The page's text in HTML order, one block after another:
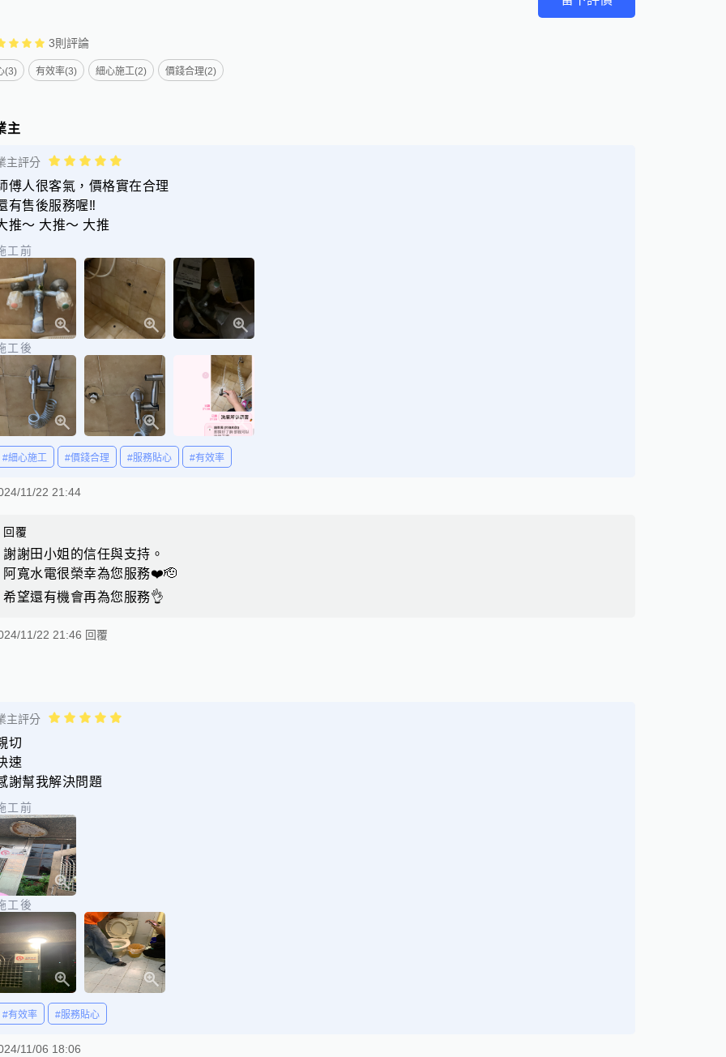
3則評論
(3) 有效率(3) 細心施工(2) 價錢合理(2)
主
主評分
傅人很客氣，價格實在合理
有售後服務喔‼️
推～ 大推～ 大推
工前
工後
#細心施工 #價錢合理 #服務貼心 #有效率
11/22 21:44
回覆
謝謝田小姐的信任與支持。
阿寬水電很榮幸為您服務❤️🫡
希望還有機會再為您服務👌
11/22 21:46 回覆
主評分
切
速
謝幫我解決問題
工前
工後
#有效率 #服務貼心
11/06 18:06